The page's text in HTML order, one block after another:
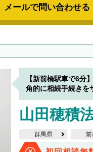
メールで問い合わせる
【新前橋駅車で6分
角的に相続手続きを
山田穂積
群馬県 前